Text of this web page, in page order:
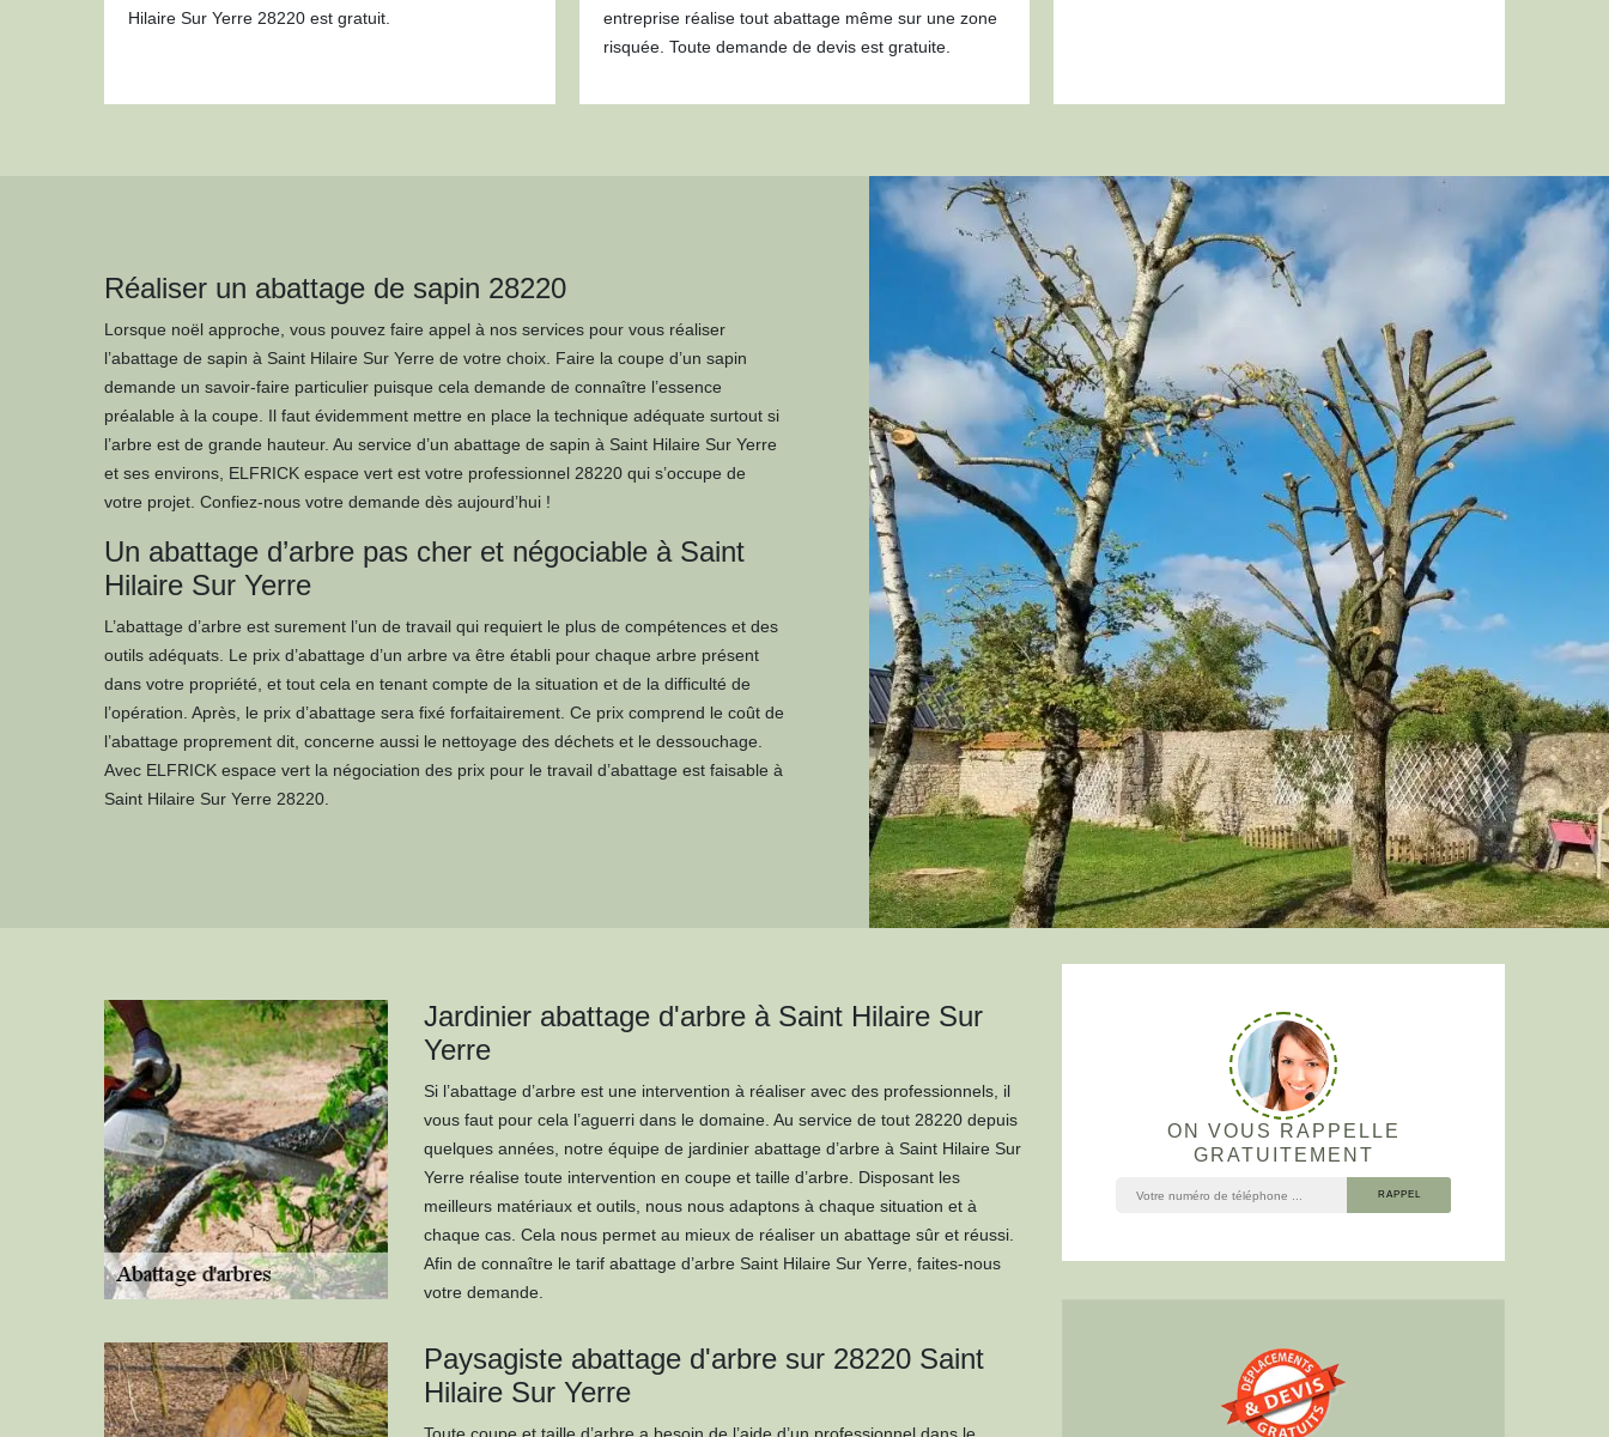
Hilaire Sur Yerre 28220 est gratuit.
entreprise réalise tout abattage même sur une zone
risquée. Toute demande de devis est gratuite.
Réaliser un abattage de sapin 28220
Lorsque noël approche, vous pouvez faire appel à nos services pour vous réaliser
l’abattage de sapin à Saint Hilaire Sur Yerre de votre choix. Faire la coupe d’un sapin
demande un savoir-faire particulier puisque cela demande de connaître l’essence
préalable à la coupe. Il faut évidemment mettre en place la technique adéquate surtout si
l’arbre est de grande hauteur. Au service d’un abattage de sapin à Saint Hilaire Sur Yerre
et ses environs, ELFRICK espace vert est votre professionnel 28220 qui s’occupe de
votre projet. Confiez-nous votre demande dès aujourd’hui !
Un abattage d’arbre pas cher et négociable à Saint
Hilaire Sur Yerre
L’abattage d’arbre est surement l’un de travail qui requiert le plus de compétences et des
outils adéquats. Le prix d’abattage d’un arbre va être établi pour chaque arbre présent
dans votre propriété, et tout cela en tenant compte de la situation et de la difficulté de
l’opération. Après, le prix d’abattage sera fixé forfaitairement. Ce prix comprend le coût de
l’abattage proprement dit, concerne aussi le nettoyage des déchets et le dessouchage.
Avec ELFRICK espace vert la négociation des prix pour le travail d’abattage est faisable à
Saint Hilaire Sur Yerre 28220.
Jardinier abattage d'arbre à Saint Hilaire Sur
Yerre
Si l’abattage d’arbre est une intervention à réaliser avec des professionnels, il
vous faut pour cela l’aguerri dans le domaine. Au service de tout 28220 depuis
quelques années, notre équipe de jardinier abattage d’arbre à Saint Hilaire Sur
Yerre réalise toute intervention en coupe et taille d’arbre. Disposant les
meilleurs matériaux et outils, nous nous adaptons à chaque situation et à
chaque cas. Cela nous permet au mieux de réaliser un abattage sûr et réussi.
Afin de connaître le tarif abattage d’arbre Saint Hilaire Sur Yerre, faites-nous
votre demande.
Paysagiste abattage d'arbre sur 28220 Saint
Hilaire Sur Yerre
ON VOUS RAPPELLE
GRATUITEMENT